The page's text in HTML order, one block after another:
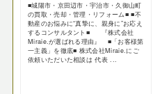
■城陽市・京田辺市・宇治市・久御山町
の買取・売却・管理・リフォーム■ ■不
動産のお悩みに“真摯に、親身に”お応え
するコンサルタント■ 『株式会社
Miraie.が選ばれる理由』 ■「お客様第
一主義」を徹底■ 株式会社Miraie.にご
依頼いただいた相談は 代表 ...